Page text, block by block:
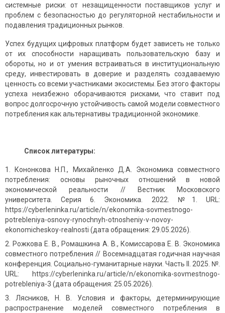
системные риски: от незащищенности поставщиков услуг и
проблем с безопасностью до регуляторной нестабильности и
подавления традиционных рынков.
Успех будущих цифровых платформ будет зависеть не только
от их способности наращивать пользовательскую базу и
обороты, но и от умения встраиваться в институциональную
среду, инвестировать в доверие и разделять создаваемую
ценность со всеми участниками экосистемы. Без этого факторы
успеха неизбежно оборачиваются рисками, что ставит под
вопрос долгосрочную устойчивость самой модели совместного
потребления как альтернативы традиционной экономике.
Список литературы:
Кононкова Н.П., Михайленко Д.А. Экономика совместного
потребления: основы рыночных отношений в новой
экономической реальности // Вестник Московского
университета. Серия 6. Экономика. 2022. №1. URL:
https://cyberleninka.ru/article/n/ekonomika-sovmestnogo-
potrebleniya-osnovy-rynochnyh-otnosheniy-v-novoy-
ekonomicheskoy-realnosti (дата обращения: 29.05.2026).
Рожкова Е. В., Ромашкина А. В., Комиссарова Е. В. Экономика
совместного потребления // Восемнадцатая годичная научная
конференция. Социально-гуманитарные науки. Часть II. 2025. №.
URL: https://cyberleninka.ru/article/n/ekonomika-sovmestnogo-
potrebleniya-3 (дата обращения: 25.05.2026).
Лясников, Н. В. Условия и факторы, детерминирующие
распространение моделей совместного потребления в